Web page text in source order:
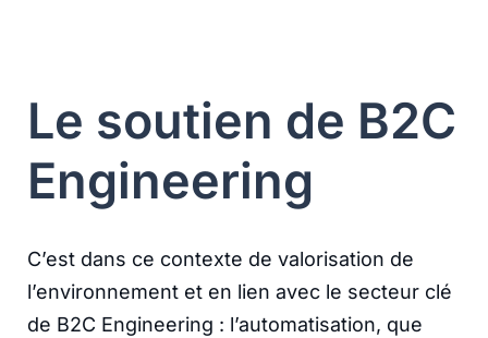
Le soutien de B2C
Engineering
C’est dans ce contexte de valorisation de
l’environnement et en lien avec le secteur clé
de B2C Engineering : l’automatisation, que